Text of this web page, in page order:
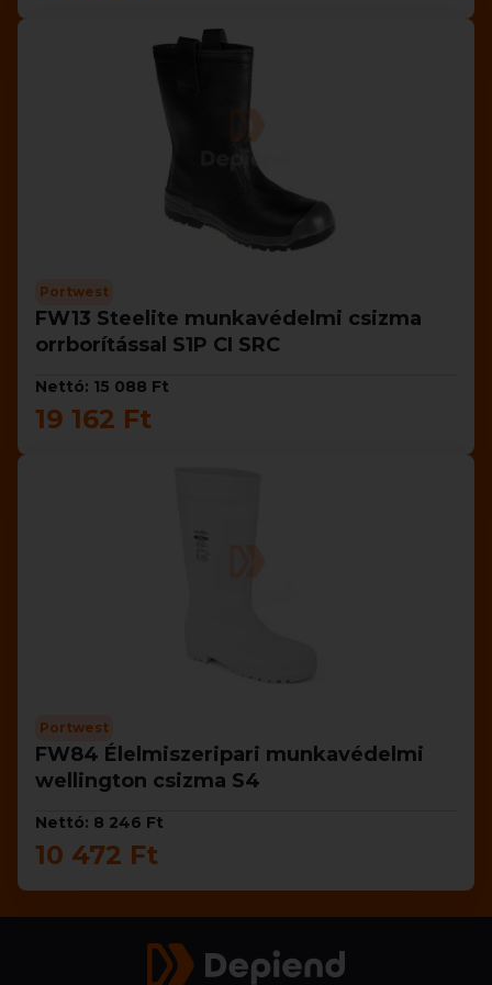
Portwest
FW13 Steelite munkavédelmi csizma
orrborítással S1P CI SRC
Nettó: 15 088 Ft
19 162 Ft
Portwest
FW84 Élelmiszeripari munkavédelmi
wellington csizma S4
Nettó: 8 246 Ft
10 472 Ft